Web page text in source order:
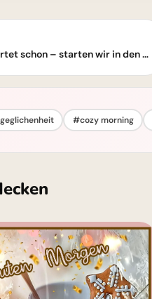
Guten Morgen Dienstag! Dein Kaffee wartet schon – starten wir in den produktiven Tag!
#cozy morning